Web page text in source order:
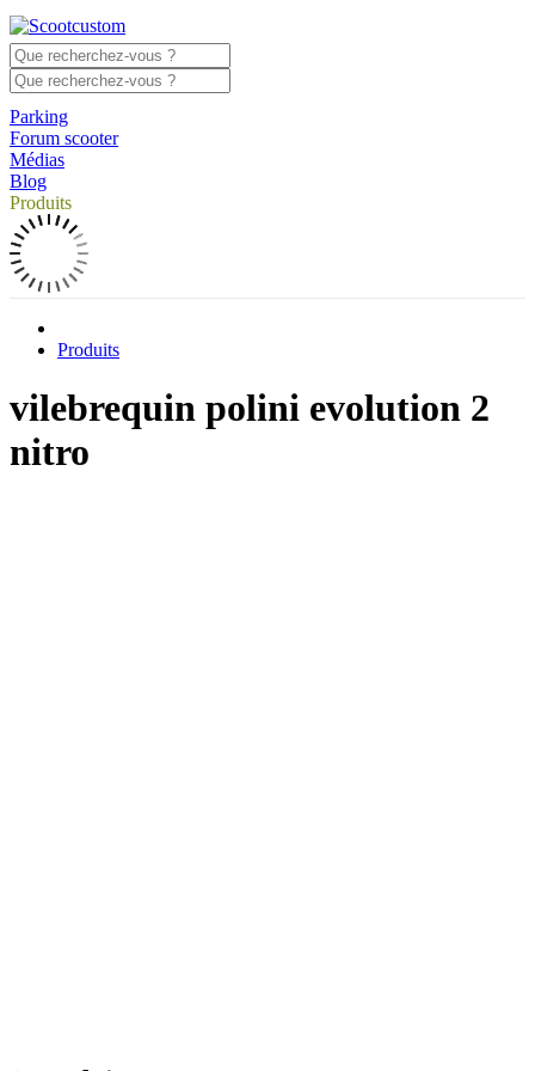
Parking
Forum scooter
Médias
Blog
Produits
Produits
vilebrequin polini evolution 2
nitro